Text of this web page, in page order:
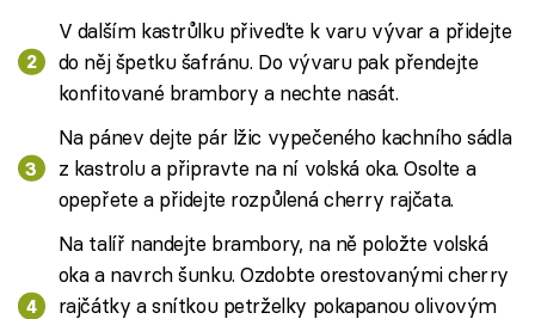
V dalším kastrůlku přiveďte k varu vývar a přidejte
do něj špetku šafránu. Do vývaru pak přendejte
konfitované brambory a nechte nasát.
Na pánev dejte pár lžic vypečeného kachního sádla
z kastrolu a připravte na ní volská oka. Osolte a
opepřete a přidejte rozpůlená cherry rajčata.
Na talíř nandejte brambory, na ně položte volská
oka a navrch šunku. Ozdobte orestovanými cherry
rajčátky a snítkou petrželky pokapanou olivovým